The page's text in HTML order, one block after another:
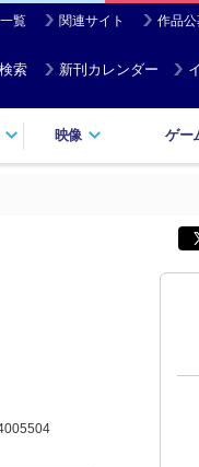
覧 関連サイト 作品
索 新刊カレンダー
映像 ゲー